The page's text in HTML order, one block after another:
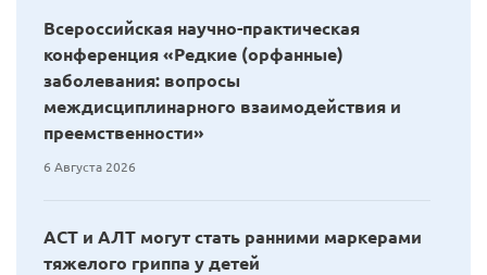
Всероссийская научно-практическая
конференция «Редкие (орфанные)
заболевания: вопросы
междисциплинарного взаимодействия и
преемственности»
6 Августа 2026
АСТ и АЛТ могут стать ранними маркерами
тяжелого гриппа у детей